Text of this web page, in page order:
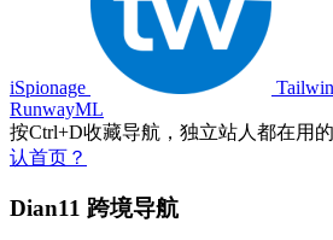
iSpionage
RunwayML
按Ctrl+D收藏导航，独立站人都在用
认首页？
Dian11 跨境导航